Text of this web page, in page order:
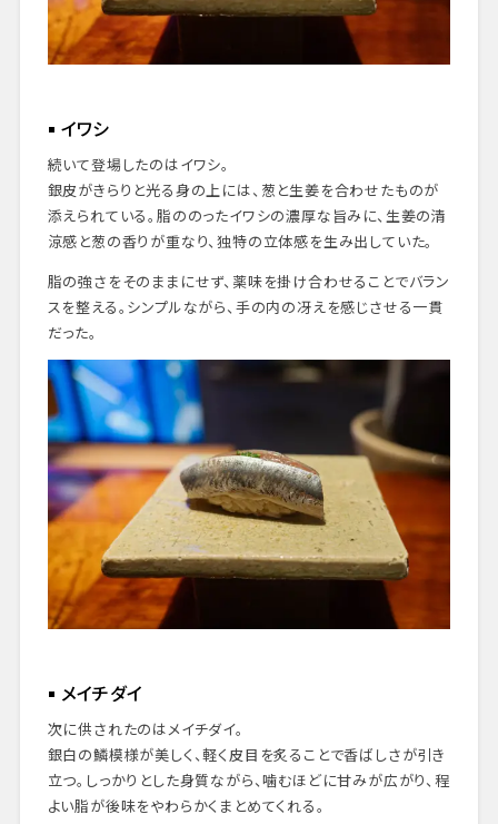
イワシ
続いて登場したのはイワシ。
銀皮がきらりと光る身の上には、葱と生姜を合わせたものが
添えられている。脂ののったイワシの濃厚な旨みに、生姜の清
涼感と葱の香りが重なり、独特の立体感を生み出していた。
脂の強さをそのままにせず、薬味を掛け合わせることでバラン
スを整える。シンプルながら、手の内の冴えを感じさせる一貫
だった。
メイチダイ
次に供されたのはメイチダイ。
銀白の鱗模様が美しく、軽く皮目を炙ることで香ばしさが引き
立つ。しっかりとした身質ながら、噛むほどに甘みが広がり、程
よい脂が後味をやわらかくまとめてくれる。